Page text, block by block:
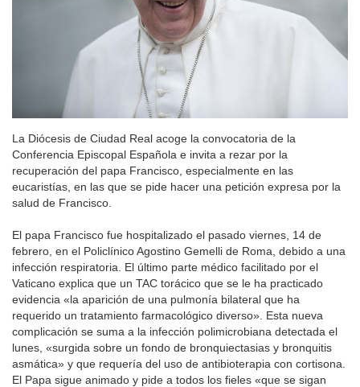
La Diócesis de Ciudad Real acoge la convocatoria de la
Conferencia Episcopal Española e invita a rezar por la
recuperación del papa Francisco, especialmente en las
eucaristías, en las que se pide hacer una petición expresa por la
salud de Francisco.
El papa Francisco fue hospitalizado el pasado viernes, 14 de
febrero, en el Policlínico Agostino Gemelli de Roma, debido a una
infección respiratoria. El último parte médico facilitado por el
Vaticano explica que un TAC torácico que se le ha practicado
evidencia «la aparición de una pulmonía bilateral que ha
requerido un tratamiento farmacológico diverso». Esta nueva
complicación se suma a la infección polimicrobiana detectada el
lunes, «surgida sobre un fondo de bronquiectasias y bronquitis
asmática» y que requería del uso de antibioterapia con cortisona.
El Papa sigue animado y pide a todos los fieles «que se sigan